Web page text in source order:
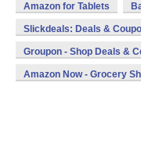
Amazon for Tablets
Slickdeals: Deals &
Groupon - Shop Deals &
Amazon Now - Grocery